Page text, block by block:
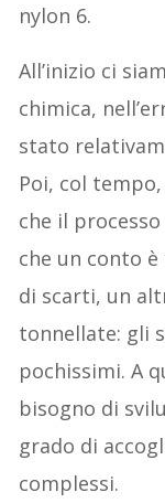
nylon 6.
All’inizio ci
chimica,
stato
Poi, col
che il
che un conto
di scarti, un
tonnellate: gli
pochissimi. A
bisogno di
grado di
complessi.